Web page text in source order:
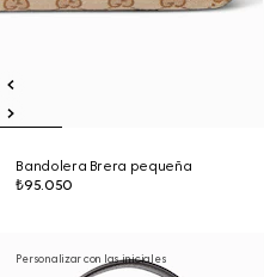
Bandolera Brera pequeña
₺95.050
Personalizar con las iniciales